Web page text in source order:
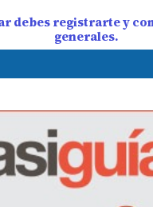
debes registrarte y
generales.